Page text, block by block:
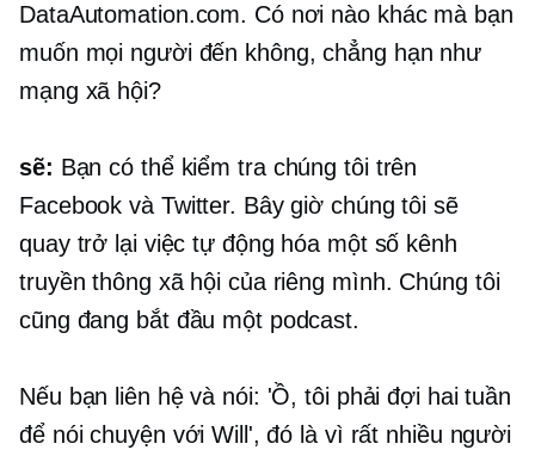
DataAutomation.com. Có nơi nào khác mà bạn
muốn mọi người đến không, chẳng hạn như
mạng xã hội?
sẽ: Bạn có thể kiểm tra chúng tôi trên
Facebook và Twitter. Bây giờ chúng tôi sẽ
quay trở lại việc tự động hóa một số kênh
truyền thông xã hội của riêng mình. Chúng tôi
cũng đang bắt đầu một podcast.
Nếu bạn liên hệ và nói: 'Ồ, tôi phải đợi hai tuần
để nói chuyện với Will', đó là vì rất nhiều người